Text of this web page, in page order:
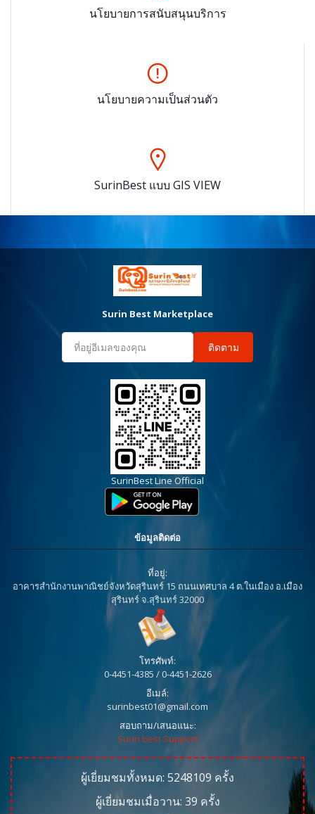
นโยบายการสนับสนุนบริการ
นโยบายความเป็นส่วนตัว
SurinBest แบบ GIS VIEW
Surin Best Marketplace
ติดตาม
SurinBest Line Official
ข้อมูลติดต่อ
ที่อยู่:
อาคารสำนักงานพาณิชย์จังหวัดสุรินทร์ 15 ถนนเทศบาล 4 ต.ในเมือง อ.เมือง
สุรินทร์ จ.สุรินทร์ 32000
โทรศัพท์:
0-4451-4385 / 0-4451-2626
อีเมล์:
surinbest01@gmail.com
สอบถาม/เสนอแนะ:
Surin best Support
ผู้เยี่ยมชมทั้งหมด: 5248109 ครั้ง
ผู้เยี่ยมชมเมื่อวาน: 39 ครั้ง